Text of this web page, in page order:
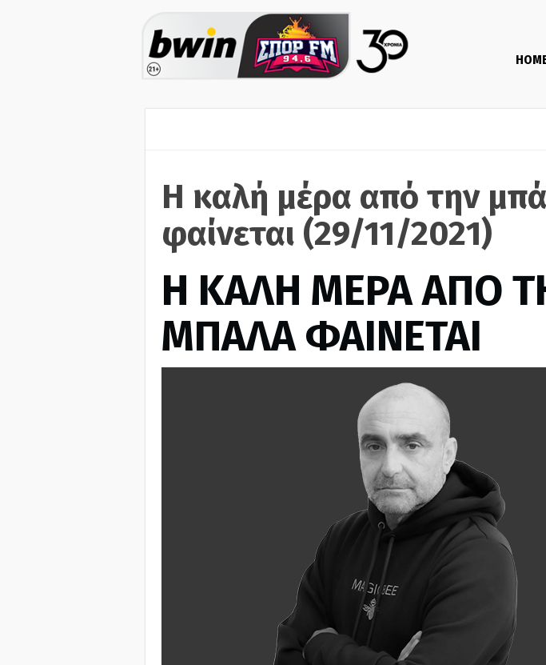
Η καλή μέρα από την
φαίνεται (29/11/2021)
H ΚΑΛΗ ΜΕΡΑ ΑΠΟ
ΜΠΑΛΑ ΦΑΙΝΕΤΑΙ